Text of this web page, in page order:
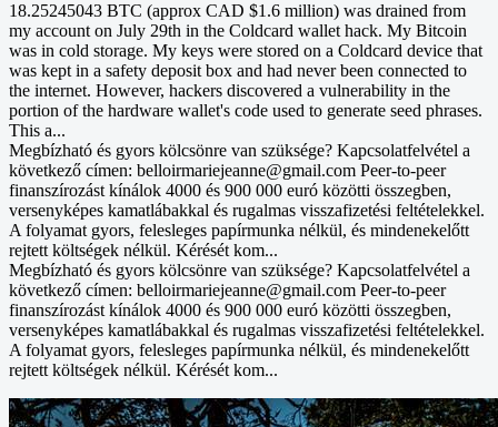
18.25245043 BTC (approx CAD $1.6 million) was drained from
my account on July 29th in the Coldcard wallet hack. My Bitcoin
was in cold storage. My keys were stored on a Coldcard device that
was kept in a safety deposit box and had never been connected to
the internet. However, hackers discovered a vulnerability in the
portion of the hardware wallet's code used to generate seed phrases.
This a...
Megbízható és gyors kölcsönre van szüksége? Kapcsolatfelvétel a
következő címen: belloirmariejeanne@gmail.com Peer-to-peer
finanszírozást kínálok 4000 és 900 000 euró közötti összegben,
versenyképes kamatlábakkal és rugalmas visszafizetési feltételekkel.
A folyamat gyors, felesleges papírmunka nélkül, és mindenekelőtt
rejtett költségek nélkül. Kérését kom...
Megbízható és gyors kölcsönre van szüksége? Kapcsolatfelvétel a
következő címen: belloirmariejeanne@gmail.com Peer-to-peer
finanszírozást kínálok 4000 és 900 000 euró közötti összegben,
versenyképes kamatlábakkal és rugalmas visszafizetési feltételekkel.
A folyamat gyors, felesleges papírmunka nélkül, és mindenekelőtt
rejtett költségek nélkül. Kérését kom...